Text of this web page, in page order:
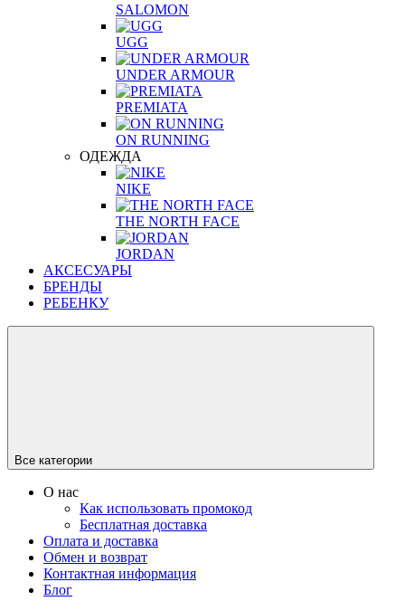
SALOMON
UGG
UNDER ARMOUR
PREMIATA
ON RUNNING
ОДЕЖДА
NIKE
THE NORTH FACE
JORDAN
АКСЕСУАРЫ
БРЕНДЫ
РЕБЕНКУ
Все категории
О нас
Как использовать промокод
Бесплатная доставка
Оплата и доставка
Обмен и возврат
Контактная информация
Блог